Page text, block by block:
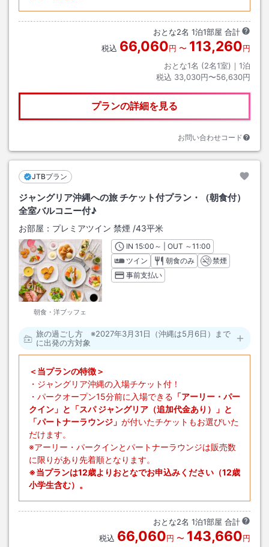
おとな2名 1泊1部屋 合計
税込 66,060円 〜 113,260円
おとな1名 (2名1室)｜ 1泊
税込 33,030円〜56,630円
プランの詳細を見る
お問い合わせコード
JTBプラン
ジャングリア沖縄への旅 チケット付プラン・（朝食付）
全室バルコニー付♪
お部屋： プレミアツイン 禁煙 /43平米
朝食・洋ブッフェ
INチェックイン
15:00 ～ | OUT チェックアウト
～11:00
ツイン
朝食のみ
禁煙
事前支払い
旅の過ごし方 ※2027年3月31日（沖縄は5月6日）まで
に出発の方対象
＜当プランの特徴＞
・ジャングリア沖縄の入場チケット付！
・パークオープン15分前に入場できる 「アーリー・パー
クイン」と「スパ ジャングリア（追加代金あり）」と
「パートナーラウンジ」 が付いたチケットもお選びいた
だけます。
※アーリー・パークインとパートナーラウンジは販売数
に限りがあり先着順となります。
※当プランは12歳よりおとなでお申込みください（12歳
小学生含む）。
おとな2名 1泊1部屋 合計
税込 66,060円 〜 143,660円